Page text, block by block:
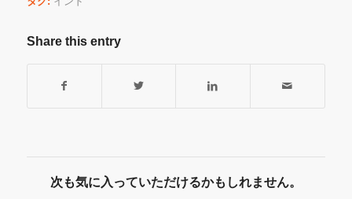
Share this entry
次も気に入っていただけるかもしれません。